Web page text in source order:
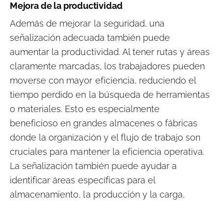
Mejora de la productividad
Además de mejorar la seguridad, una
señalización adecuada también puede
aumentar la productividad. Al tener rutas y áreas
claramente marcadas, los trabajadores pueden
moverse con mayor eficiencia, reduciendo el
tiempo perdido en la búsqueda de herramientas
o materiales. Esto es especialmente
beneficioso en grandes almacenes o fábricas
donde la organización y el flujo de trabajo son
cruciales para mantener la eficiencia operativa.
La señalización también puede ayudar a
identificar áreas específicas para el
almacenamiento, la producción y la carga,